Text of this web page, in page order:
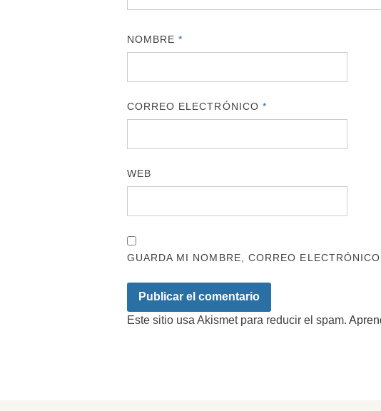
NOMBRE*
CORREO ELECTRÓNICO *
WEB
GUARDA MI NOMBRE, CORREO
Este sitio usa Akismet para reducir el spam.